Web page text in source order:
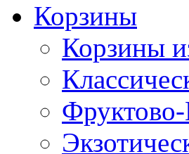
Корзины
Корзины